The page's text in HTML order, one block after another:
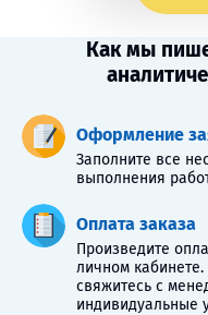
Как мы
Оформление
Заполните все
выполнения
Оплата заказа
Произведите
личном
свяжитесь с
индивидуальные